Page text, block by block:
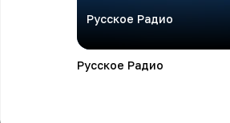
Русское Радио
Русское Радио